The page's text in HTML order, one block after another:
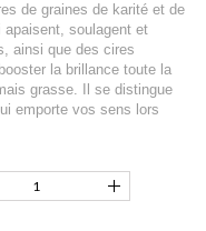
de graines de karité et de
apaisent, soulagent et
ainsi que des cires
la brillance toute la
grasse. Il se distingue
emporte vos sens lors